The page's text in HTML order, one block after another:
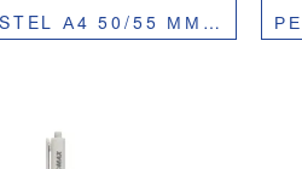
ЗОВНІШНІЙ BEST BM.3022